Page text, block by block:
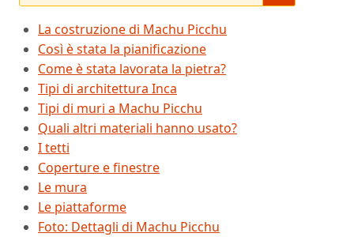
La costruzione di Machu Picchu
Così è stata la pianificazione
Come è stata lavorata la pietra?
Tipi di architettura Inca
Tipi di muri a Machu Picchu
Quali altri materiali hanno usato?
I tetti
Coperture e finestre
Le mura
Le piattaforme
Foto: Dettagli di Machu Picchu